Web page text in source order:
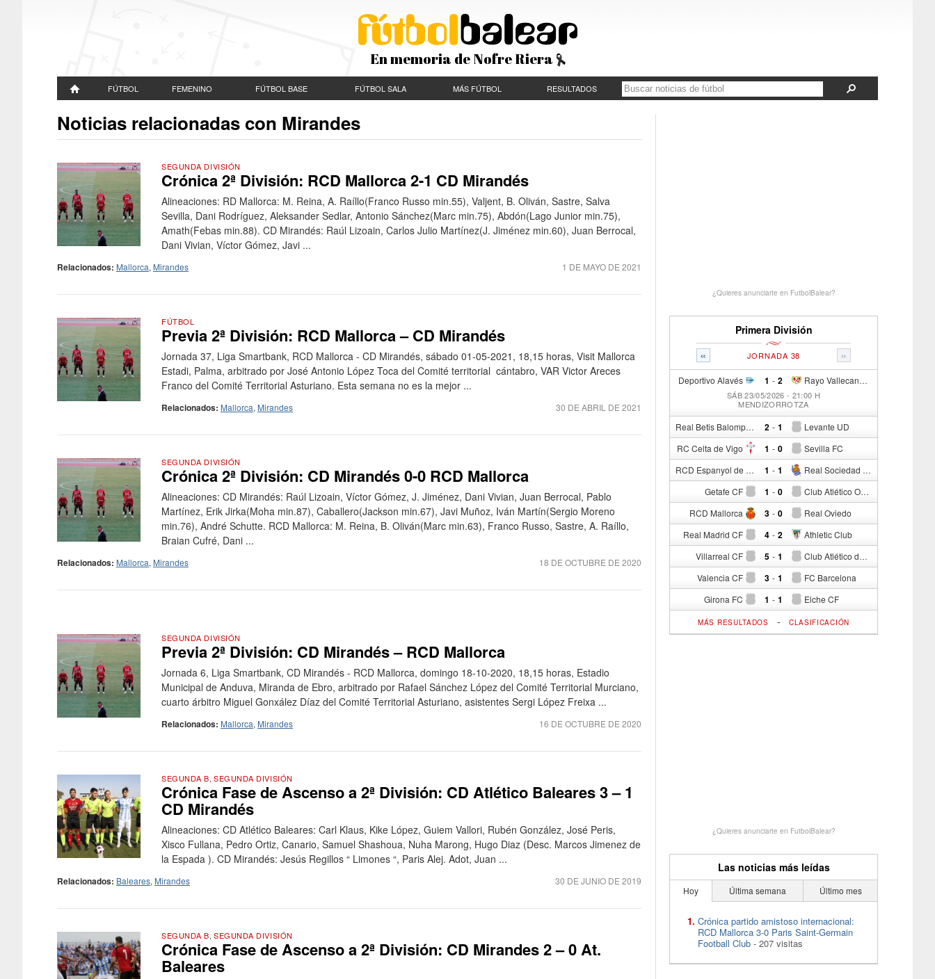
En memoria de Nofre Riera
FÚTBOL FEMENINO FÚTBOL BASE FÚTBOL SALA MÁS FÚTBOL RESULTADOS
Noticias relacionadas con Mirandes
SEGUNDA DIVISIÓN
Crónica 2ª División: RCD Mallorca 2-1 CD Mirandés
Alineaciones: RD Mallorca: M. Reina, A. Raíllo(Franco Russo min.55), Valjent, B. Oliván, Sastre, Salva
Sevilla, Dani Rodríguez, Aleksander Sedlar, Antonio Sánchez(Marc min.75), Abdón(Lago Junior min.75),
Amath(Febas min.88). CD Mirandés: Raúl Lizoain, Carlos Julio Martínez(J. Jiménez min.60), Juan Berrocal,
Dani Vivian, Víctor Gómez, Javi ...
1 DE MAYO DE 2021
Relacionados: Mallorca, Mirandes
FÚTBOL
Previa 2ª División: RCD Mallorca – CD Mirandés
Jornada 37, Liga Smartbank, RCD Mallorca - CD Mirandés, sábado 01-05-2021, 18,15 horas, Visit Mallorca
Estadi, Palma, arbitrado por José Antonio López Toca del Comité territorial cántabro, VAR Victor Areces
Franco del Comité Territorial Asturiano. Esta semana no es la mejor ...
30 DE ABRIL DE 2021
Relacionados: Mallorca, Mirandes
SEGUNDA DIVISIÓN
Crónica 2ª División: CD Mirandés 0-0 RCD Mallorca
Alineaciones: CD Mirandés: Raúl Lizoain, Víctor Gómez, J. Jiménez, Dani Vivian, Juan Berrocal, Pablo
Martínez, Erik Jirka(Moha min.87), Caballero(Jackson min.67), Javi Muñoz, Iván Martín(Sergio Moreno
min.76), André Schutte. RCD Mallorca: M. Reina, B. Oliván(Marc min.63), Franco Russo, Sastre, A. Raíllo,
Braian Cufré, Dani ...
18 DE OCTUBRE DE 2020
Relacionados: Mallorca, Mirandes
SEGUNDA DIVISIÓN
Previa 2ª División: CD Mirandés – RCD Mallorca
Jornada 6, Liga Smartbank, CD Mirandés - RCD Mallorca, domingo 18-10-2020, 18,15 horas, Estadio
Municipal de Anduva, Miranda de Ebro, arbitrado por Rafael Sánchez López del Comité Territorial Murciano,
cuarto árbitro Miguel Gonxález Díaz del Comité Territorial Asturiano, asistentes Sergi López Freixa ...
16 DE OCTUBRE DE 2020
Relacionados: Mallorca, Mirandes
SEGUNDA B, SEGUNDA DIVISIÓN
Crónica Fase de Ascenso a 2ª División: CD Atlético Baleares 3 – 1
CD Mirandés
Alineaciones: CD Atlético Baleares: Carl Klaus, Kike López, Guiem Vallori, Rubén González, José Peris,
Xisco Fullana, Pedro Ortiz, Canario, Samuel Shashoua, Nuha Marong, Hugo Diaz (Desc. Marcos Jimenez de
la Espada ). CD Mirandés: Jesús Regillos “ Limones “, Paris Alej. Adot, Juan ...
30 DE JUNIO DE 2019
Relacionados: Baleares, Mirandes
SEGUNDA B, SEGUNDA DIVISIÓN
Crónica Fase de Ascenso a 2ª División: CD Mirandes 2 – 0 At.
Baleares
¿Quieres anunciarte en FutbolBalear?
Primera División
« »
JORNADA 38
Deportivo Alavés 1 - Rayo Vallecano de Madrid
2
SÁB 23/05/2026 - 21:00 H
MENDIZORROTZA
Real Betis Balompié 2 - Levante UD
1
RC Celta de Vigo 1 - Sevilla FC
0
RCD Espanyol de Barcelona 1 - Real Sociedad de Fútbol
1
Getafe CF 1 - Club Atlético Osasuna
0
RCD Mallorca 3 - Real Oviedo
0
Real Madrid CF 4 - Athletic Club
2
Villarreal CF 5 - Club Atlético de Madrid
1
Valencia CF 3 - FC Barcelona
1
Girona FC 1 - Elche CF
1
MÁS RESULTADOS - CLASIFICACIÓN
¿Quieres anunciarte en FutbolBalear?
Las noticias más leídas
Hoy Última semana Último mes
Crónica partido amistoso internacional:
RCD Mallorca 3-0 Paris Saint-Germain
Football Club - 207 visitas